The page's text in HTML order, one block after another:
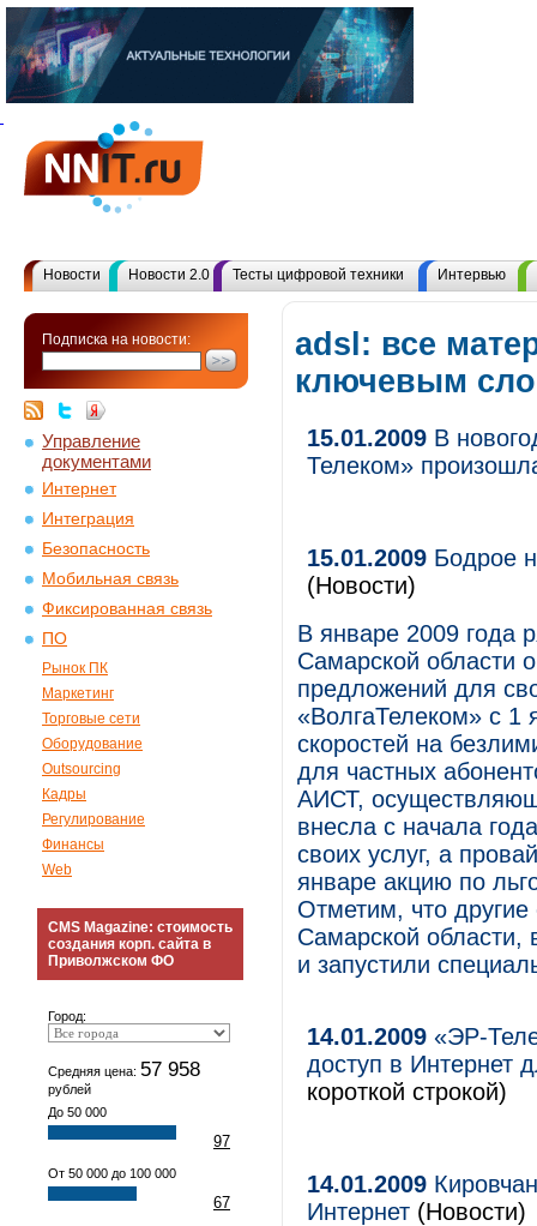
Новости Новости 2.0 Тесты цифровой техники Интервью
Подписка на новости:
Управление
документами
Интернет
Интеграция
Безопасность
Мобильная связь
Фиксированная связь
ПО
Рынок ПК
Маркетинг
Торговые сети
Оборудование
Outsourcing
Кадры
Регулирование
Финансы
Web
CMS Magazine: стоимость
создания корп. сайта в
Приволжском ФО
Город:
Средняя цена: 57 958
рублей
До 50 000
97
От 50 000 до 100 000
67
adsl: все
ключевым
15.01.2009 В
Телеком»
15.01.2009 Бодрое
(Новости)
В январе 2009 года
Самарской области
предложений для
«ВолгаТелеком» с 1
скоростей на
для частных
АИСТ,
внесла с начала
своих услуг, а
январе акцию по
Отметим, что
Самарской
и запустили
14.01.2009 «ЭР-
доступ в Интернет
короткой строкой)
14.01.2009
Интернет (Новости)